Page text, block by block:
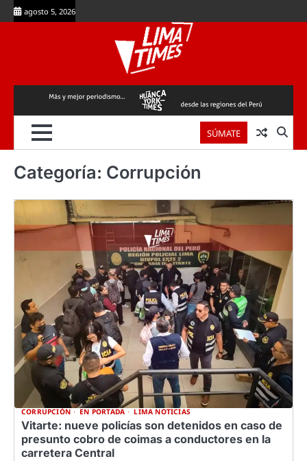
Skip
to
agosto 5, 2026
SÚMATE
Categoría: Corrupción
CORRUPCIÓN EN PORTADA LIMA NOTICIAS
Vitarte: nueve policías son detenidos en caso de
presunto cobro de coimas a conductores en la
carretera Central